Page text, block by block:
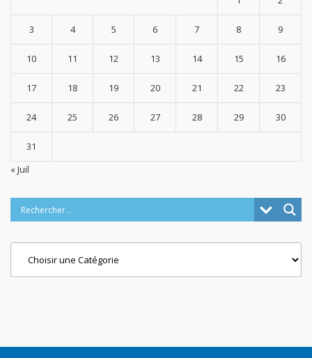
3 4 5 6 7 8 9
10 11 12 13 14 15 16
17 18 19 20 21 22 23
24 25 26 27 28 29 30
31
« Juil